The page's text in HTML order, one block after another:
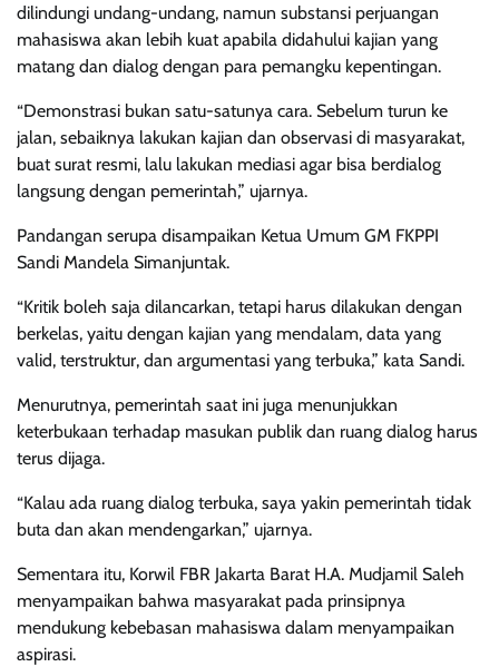
dilindungi undang-undang, namun substansi perjuangan
mahasiswa akan lebih kuat apabila didahului kajian yang
matang dan dialog dengan para pemangku kepentingan.
“Demonstrasi bukan satu-satunya cara. Sebelum turun ke
jalan, sebaiknya lakukan kajian dan observasi di masyarakat,
buat surat resmi, lalu lakukan mediasi agar bisa berdialog
langsung dengan pemerintah,” ujarnya.
Pandangan serupa disampaikan Ketua Umum GM FKPPI
Sandi Mandela Simanjuntak.
“Kritik boleh saja dilancarkan, tetapi harus dilakukan dengan
berkelas, yaitu dengan kajian yang mendalam, data yang
valid, terstruktur, dan argumentasi yang terbuka,” kata Sandi.
Menurutnya, pemerintah saat ini juga menunjukkan
keterbukaan terhadap masukan publik dan ruang dialog harus
terus dijaga.
“Kalau ada ruang dialog terbuka, saya yakin pemerintah tidak
buta dan akan mendengarkan,” ujarnya.
Sementara itu, Korwil FBR Jakarta Barat H.A. Mudjamil Saleh
menyampaikan bahwa masyarakat pada prinsipnya
mendukung kebebasan mahasiswa dalam menyampaikan
aspirasi.